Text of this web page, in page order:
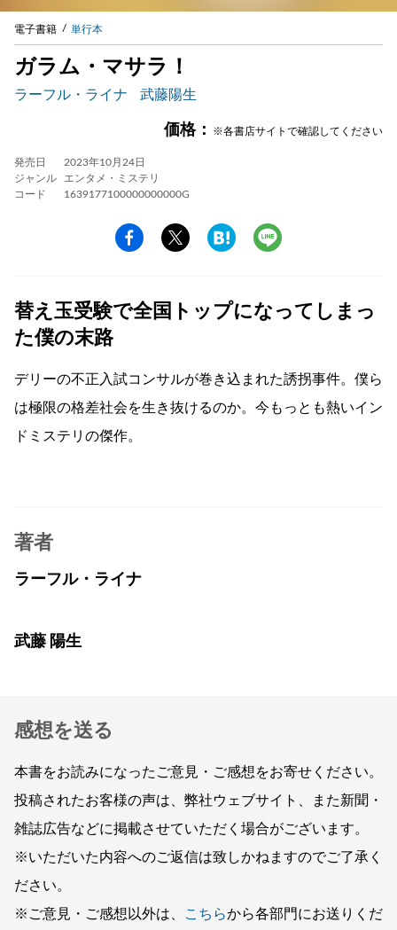
電子書籍 単行本
ガラム・マサラ！
ラーフル・ライナ 武藤陽生
価格： ※各書店サイトで確認してください
発売日
2023年10月24日
ジャンル
エンタメ・ミステリ
コード
1639177100000000000G
替え玉受験で全国トップになってしまっ
た僕の末路
デリーの不正入試コンサルが巻き込まれた誘拐事件。僕ら
は極限の格差社会を生き抜けるのか。今もっとも熱いイン
ドミステリの傑作。
著者
ラーフル・ライナ
武藤 陽生
感想を送る
本書をお読みになったご意見・ご感想をお寄せください。
投稿されたお客様の声は、弊社ウェブサイト、また新聞・
雑誌広告などに掲載させていただく場合がございます。
※いただいた内容へのご返信は致しかねますのでご了承く
ださい。
※ご意見・ご感想以外は、
こちらから各部門にお送りくだ